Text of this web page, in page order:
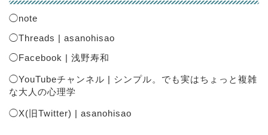
◯note
◯Threads | asanohisao
◯Facebook | 浅野寿和
◯YouTubeチャンネル | シンプル。でも実はちょっと複雑
な大人の心理学
◯X(旧Twitter) | asanohisao